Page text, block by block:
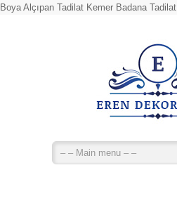
Boya Alçıpan Tadilat Kemer Badana Tadilat